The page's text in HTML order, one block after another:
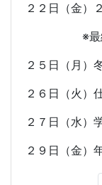
２２日（金）
※最終
２５日（月）
２６日（火）
２７日（水）
２９日（金）